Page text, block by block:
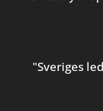
"Sveriges